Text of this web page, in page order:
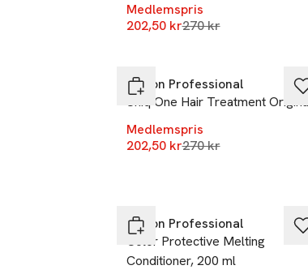
Medlemspris
202,50 krLägsta pris 30 dagar
270 kr
Revlon Professional
Uniq One Hair Treatment
Medlemspris
202,50 krLägsta pris 30 dagar
270 kr
Revlon Professional
Color Protective Melting
Conditioner, 200 ml